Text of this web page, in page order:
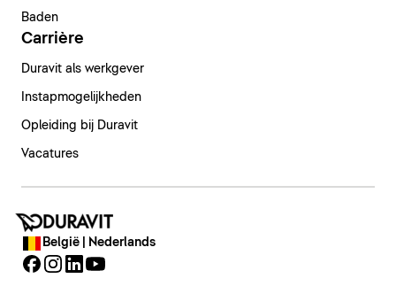
Baden
Carrière
Duravit als werkgever
Instapmogelijkheden
Opleiding bij Duravit
Vacatures
België | Nederlands